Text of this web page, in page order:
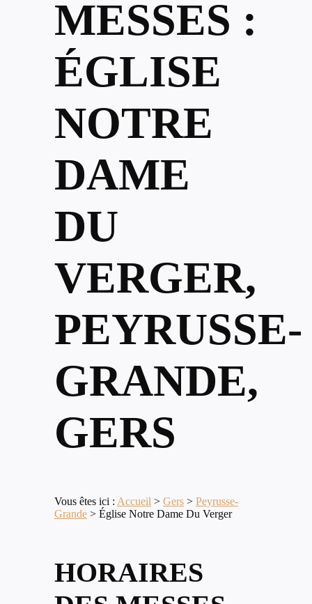
MESSES :
ÉGLISE
NOTRE
DAME
DU
VERGER,
PEYRUSSE-
GRANDE,
GERS
Vous êtes ici : Accueil > Gers > Peyrusse-
Grande > Église Notre Dame Du Verger
HORAIRES